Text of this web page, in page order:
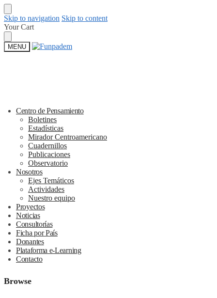
Skip to navigation Skip to content
Your Cart
MENU
Centro de Pensamiento
Boletines
Estadísticas
Mirador Centroamericano
Cuadernillos
Publicaciones
Observatorio
Nosotros
Ejes Temáticos
Actividades
Nuestro equipo
Proyectos
Noticias
Consultorías
Ficha por País
Donantes
Plataforma e-Learning
Contacto
Browse